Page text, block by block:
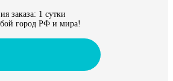
заказа: 1 сутки
город РФ и мира!